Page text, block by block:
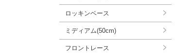
ロッキンベース
ミディアム(50cm)
フロントレース